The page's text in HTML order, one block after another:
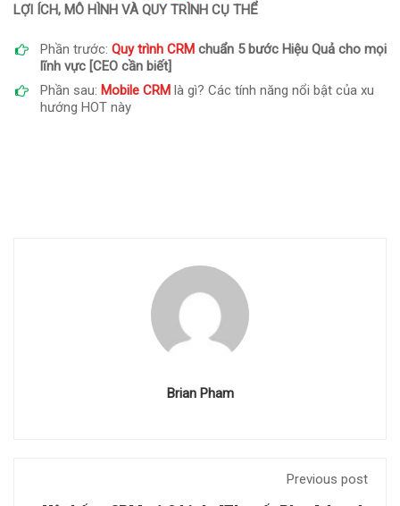
LỢI ÍCH, MÔ HÌNH VÀ QUY TRÌNH CỤ THỂ
Phần trước: Quy trình CRM chuẩn 5 bước Hiệu Quả cho mọi
lĩnh vực [CEO cần biết]
Phần sau: Mobile CRM là gì? Các tính năng nổi bật của xu
hướng HOT này
Brian Pham
Previous post